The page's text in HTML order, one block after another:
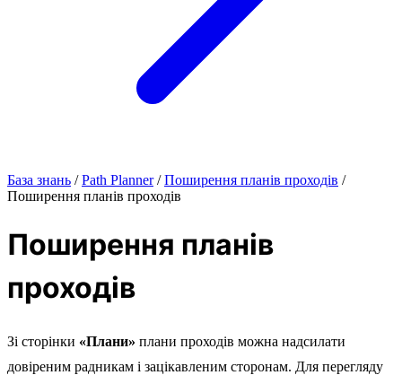
База знань / Path Planner / Поширення планів проходів /
Поширення планів проходів
Поширення планів
проходів
Зі сторінки «Плани» плани проходів можна надсилати
довіреним радникам і зацікавленим сторонам. Для перегляду